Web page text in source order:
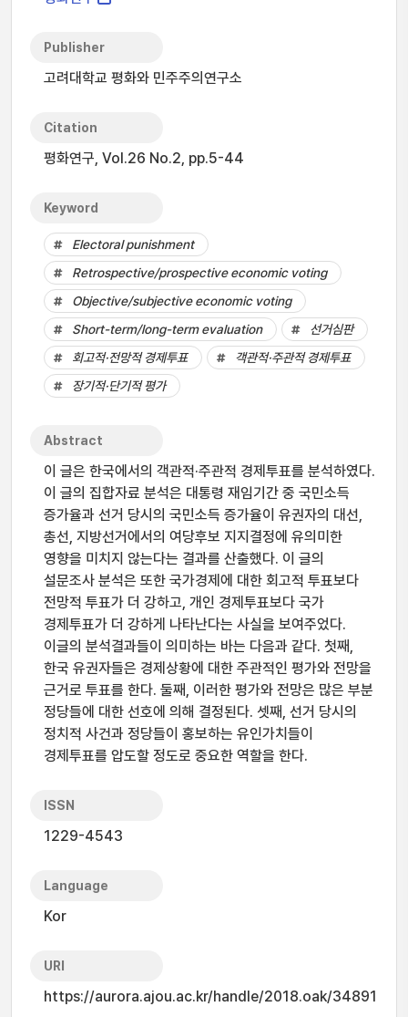
Publisher
고려대학교 평화와 민주주의연구소
Citation
평화연구, Vol.26 No.2, pp.5-44
Keyword
Electoral punishment
Retrospective/prospective economic voting
Objective/subjective economic voting
Short-term/long-term evaluation
선거심판
회고적·전망적 경제투표
객관적·주관적 경제투표
장기적·단기적 평가
Abstract
이 글은 한국에서의 객관적·주관적 경제투표를 분석하였다.
이 글의 집합자료 분석은 대통령 재임기간 중 국민소득
증가율과 선거 당시의 국민소득 증가율이 유권자의 대선,
총선, 지방선거에서의 여당후보 지지결정에 유의미한
영향을 미치지 않는다는 결과를 산출했다. 이 글의
설문조사 분석은 또한 국가경제에 대한 회고적 투표보다
전망적 투표가 더 강하고, 개인 경제투표보다 국가
경제투표가 더 강하게 나타난다는 사실을 보여주었다.
이글의 분석결과들이 의미하는 바는 다음과 같다. 첫째,
한국 유권자들은 경제상황에 대한 주관적인 평가와 전망을
근거로 투표를 한다. 둘째, 이러한 평가와 전망은 많은 부분
정당들에 대한 선호에 의해 결정된다. 셋째, 선거 당시의
정치적 사건과 정당들이 홍보하는 유인가치들이
경제투표를 압도할 정도로 중요한 역할을 한다.
ISSN
1229-4543
Language
Kor
URI
https://aurora.ajou.ac.kr/handle/2018.oak/34891